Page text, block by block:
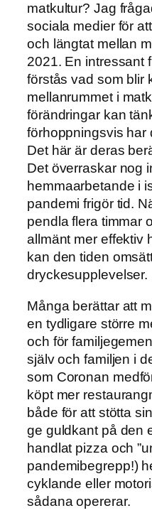
matkultur? Jag
sociala medier för
och längtat mellan
2021. En intressant
förstås vad som blir
mellanrummet i
förändringar kan
förhoppningsvis har
Det här är deras
Det överraskar nog
hemmaarbetande i
pandemi frigör tid.
pendla flera timmar
allmänt mer effektiv
kan den tiden
dryckesupplevelser.
Många berättar att
en tydligare större
och för
själv och familjen i
som Coronan
köpt mer
både för att stötta
ge guldkant på den
handlat pizza och
pandemibegrepp!)
cyklande eller
sådana opererar.